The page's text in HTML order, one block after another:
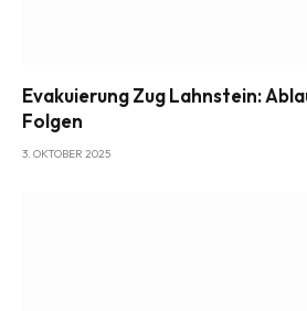
Evakuierung Zug Lahnstein:
Folgen
3. OKTOBER 2025